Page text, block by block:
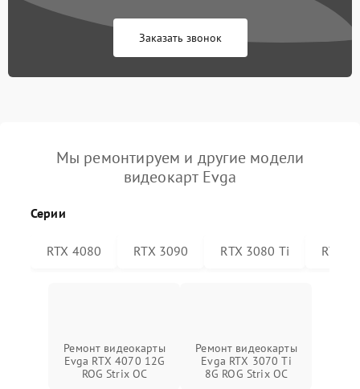
Заказать звонок
Мы ремонтируем и другие модели
видеокарт Evga
Серии
RTX 4080 RTX 3090 RTX 3080 Ti RTX
Ремонт видеокарты
Evga RTX 4070 12G
ROG Strix OC
Ремонт видеокарты
Evga RTX 3070 Ti
8G ROG Strix OC